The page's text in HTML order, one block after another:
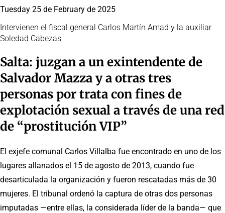
Tuesday 25 de February de 2025
Intervienen el fiscal general Carlos Martín Amad y la auxiliar
Soledad Cabezas
Salta: juzgan a un exintendente de
Salvador Mazza y a otras tres
personas por trata con fines de
explotación sexual a través de una red
de “prostitución VIP”
El exjefe comunal Carlos Villalba fue encontrado en uno de los
lugares allanados el 15 de agosto de 2013, cuando fue
desarticulada la organización y fueron rescatadas más de 30
mujeres. El tribunal ordenó la captura de otras dos personas
imputadas —entre ellas, la considerada líder de la banda— que